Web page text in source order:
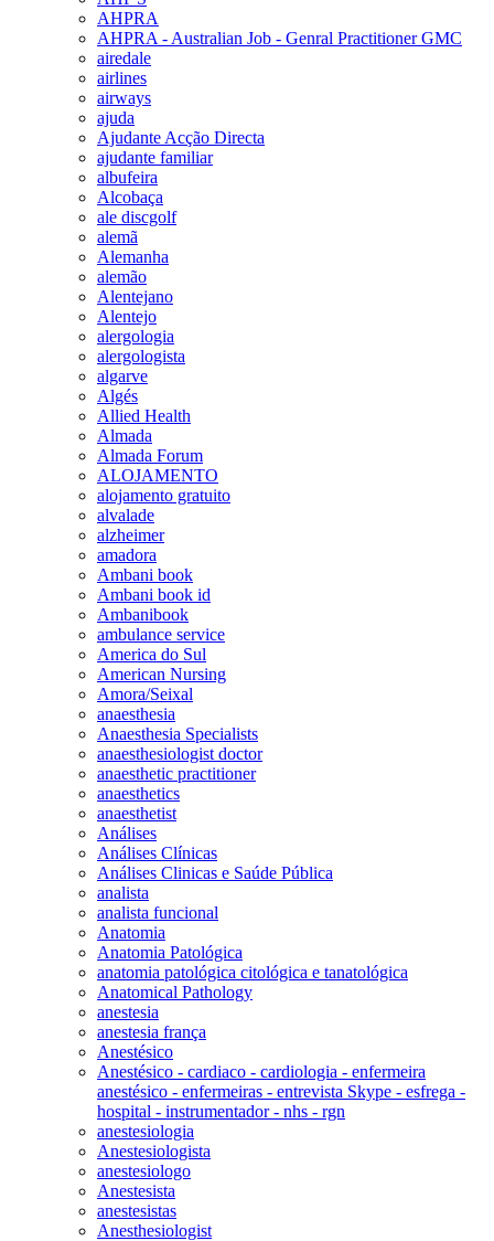
AHPRA
AHPRA - Australian Job - Genral Practitioner GMC
airedale
airlines
airways
ajuda
Ajudante Acção Directa
ajudante familiar
albufeira
Alcobaça
ale discgolf
alemã
Alemanha
alemão
Alentejano
Alentejo
alergologia
alergologista
algarve
Algés
Allied Health
Almada
Almada Forum
ALOJAMENTO
alojamento gratuito
alvalade
alzheimer
amadora
Ambani book
Ambani book id
Ambanibook
ambulance service
America do Sul
American Nursing
Amora/Seixal
anaesthesia
Anaesthesia Specialists
anaesthesiologist doctor
anaesthetic practitioner
anaesthetics
anaesthetist
Análises
Análises Clínicas
Análises Clinicas e Saúde Pública
analista
analista funcional
Anatomia
Anatomia Patológica
anatomia patológica citológica e tanatológica
Anatomical Pathology
anestesia
anestesia frança
Anestésico
Anestésico - cardiaco - cardiologia - enfermeira
anestésico - enfermeiras - entrevista Skype - esfrega -
hospital - instrumentador - nhs - rgn
anestesiologia
Anestesiologista
anestesiologo
Anestesista
anestesistas
Anesthesiologist